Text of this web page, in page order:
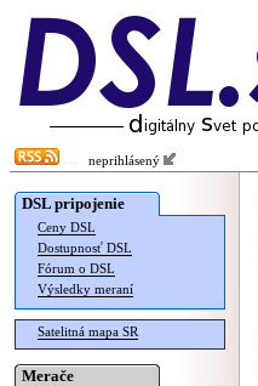
neprihlásený
DSL pripojenie
Ceny DSL
Dostupnosť DSL
Fórum o DSL
Výsledky meraní
Satelitná mapa SR
Merače